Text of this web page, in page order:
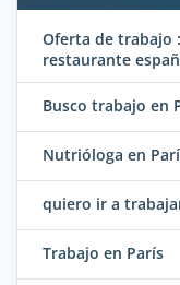
Oferta de trabajo
restaurante
Busco trabajo en
Nutrióloga en
quiero ir a
Trabajo en París